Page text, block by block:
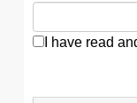
I have read